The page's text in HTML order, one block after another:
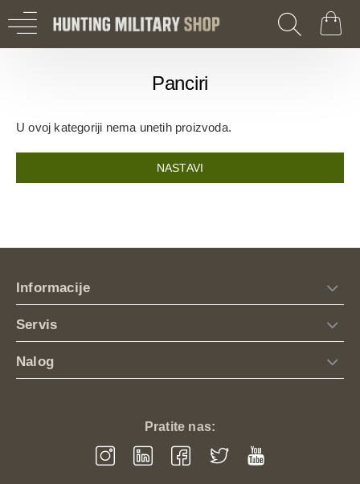
Panciri
U ovoj kategoriji nema unetih proizvoda.
NASTAVI
Informacije
Servis
Nalog
Pratite nas: